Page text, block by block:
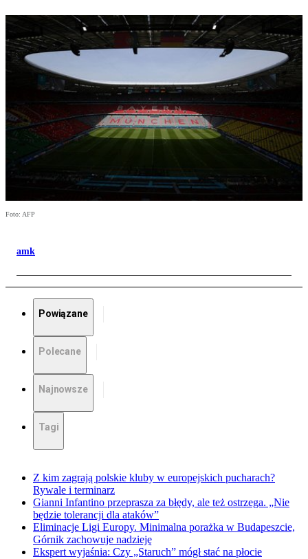
Foto: AFP
amk
Powiązane
Polecane
Najnowsze
Tagi
Z kim zagrają polskie kluby w europejskich pucharach?
Rywale i terminarz
Gianni Infantino przeprasza za błędy, ale też ostrzega. „Nie
będzie tolerancji dla ataków”
Eliminacje Ligi Europy. Minimalna porażka w Budapeszcie,
Górnik zachowuje nadzieję
Ekspert wyjaśnia: Czy „Staruch” mógł stać na płocie